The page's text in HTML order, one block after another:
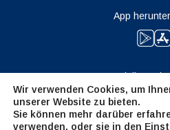
App
Bleiben Sie
Wir verwenden Cookies, um
unserer Website zu bieten.
Sie können mehr darüber
verwenden, oder sie in den